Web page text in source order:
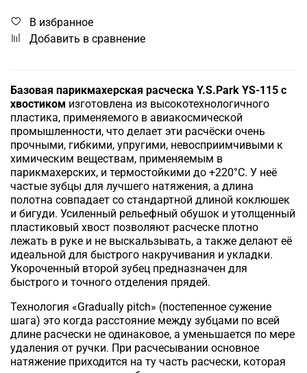
В избранное
Добавить в сравнение
Базовая парикмахерская расческа Y.S.Park YS-115 с
хвостиком изготовлена из высокотехнологичного
пластика, применяемого в авиакосмической
промышленности, что делает эти расчёски очень
прочными, гибкими, упругими, невосприимчивыми к
химическим веществам, применяемым в
парикмахерских, и термостойкими до +220°С. У неё
частые зубцы для лучшего натяжения, а длина
полотна совпадает со стандартной длиной коклюшек
и бигуди. Усиленный рельефный обушок и утолщенный
пластиковый хвост позволяют расческе плотно
лежать в руке и не выскальзывать, а также делают её
идеальной для быстрого накручивания и укладки.
Укороченный второй зубец предназначен для
быстрого и точного отделения прядей.
Технология «Gradually pitch» (постепенное сужение
шага) это когда расстояние между зубцами по всей
длине расчески не одинаковое, а уменьшается по мере
удаления от ручки. При расчесывании основное
натяжение приходится на ту часть расчески, которая